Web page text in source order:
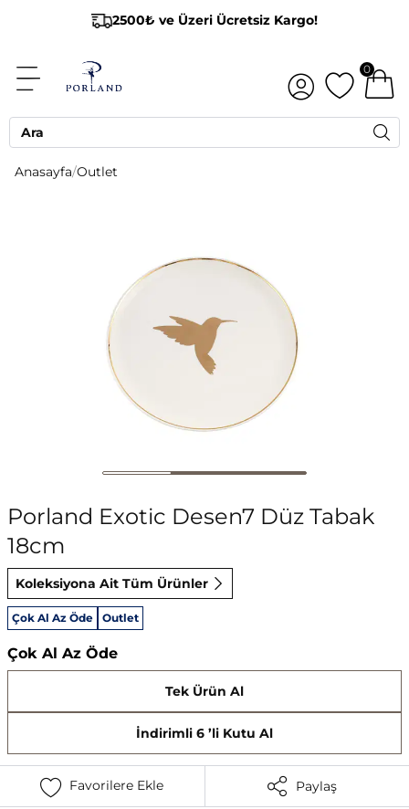
2500₺ ve Üzeri Ücretsiz Kargo!
0
Anasayfa/Outlet
Porland Exotic Desen7 Düz Tabak
18cm
Koleksiyona Ait Tüm Ürünler
Çok Al Az Öde Outlet
Çok Al Az Öde
Tek Ürün Al
İndirimli 6 ’li Kutu Al
Favorilere Ekle Paylaş